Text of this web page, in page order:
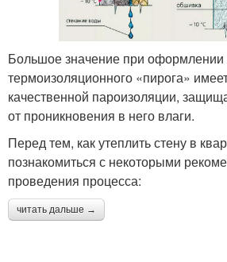
Большое значение при оформлении
термоизоляционного «пирога»
качественной пароизоляции,
от проникновения в него влаги.
Перед тем, как утеплить стену в
познакомиться с некоторыми
проведения процесса:
читать дальше →